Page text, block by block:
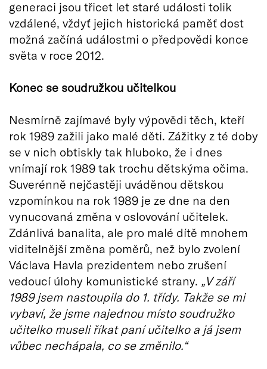
generaci jsou třicet let staré události tolik
vzdálené, vždyť jejich historická paměť dost
možná začíná událostmi o předpovědi konce
světa v roce 2012.
Konec se soudružkou učitelkou
Nesmírně zajímavé byly výpovědi těch, kteří
rok 1989 zažili jako malé děti. Zážitky z té doby
se v nich obtiskly tak hluboko, že i dnes
vnímají rok 1989 tak trochu dětskýma očima.
Suverénně nejčastěji uváděnou dětskou
vzpomínkou na rok 1989 je ze dne na den
vynucovaná změna v oslovování učitelek.
Zdánlivá banalita, ale pro malé dítě mnohem
viditelnější změna poměrů, než bylo zvolení
Václava Havla prezidentem nebo zrušení
vedoucí úlohy komunistické strany. „V září
1989 jsem nastoupila do 1. třídy. Takže se mi
vybaví, že jsme najednou místo soudružko
učitelko museli říkat paní učitelko a já jsem
vůbec nechápala, co se změnilo.“